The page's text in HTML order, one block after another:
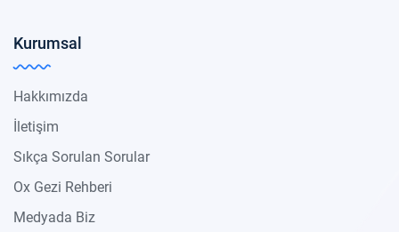
Kurumsal
Hakkımızda
İletişim
Sıkça Sorulan Sorular
Ox Gezi Rehberi
Medyada Biz